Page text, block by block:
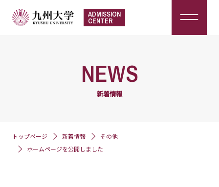
ADMISSION
CENTER
NEWS
新着情報
トップページ 新着情報
その他
ホームページを公開しました